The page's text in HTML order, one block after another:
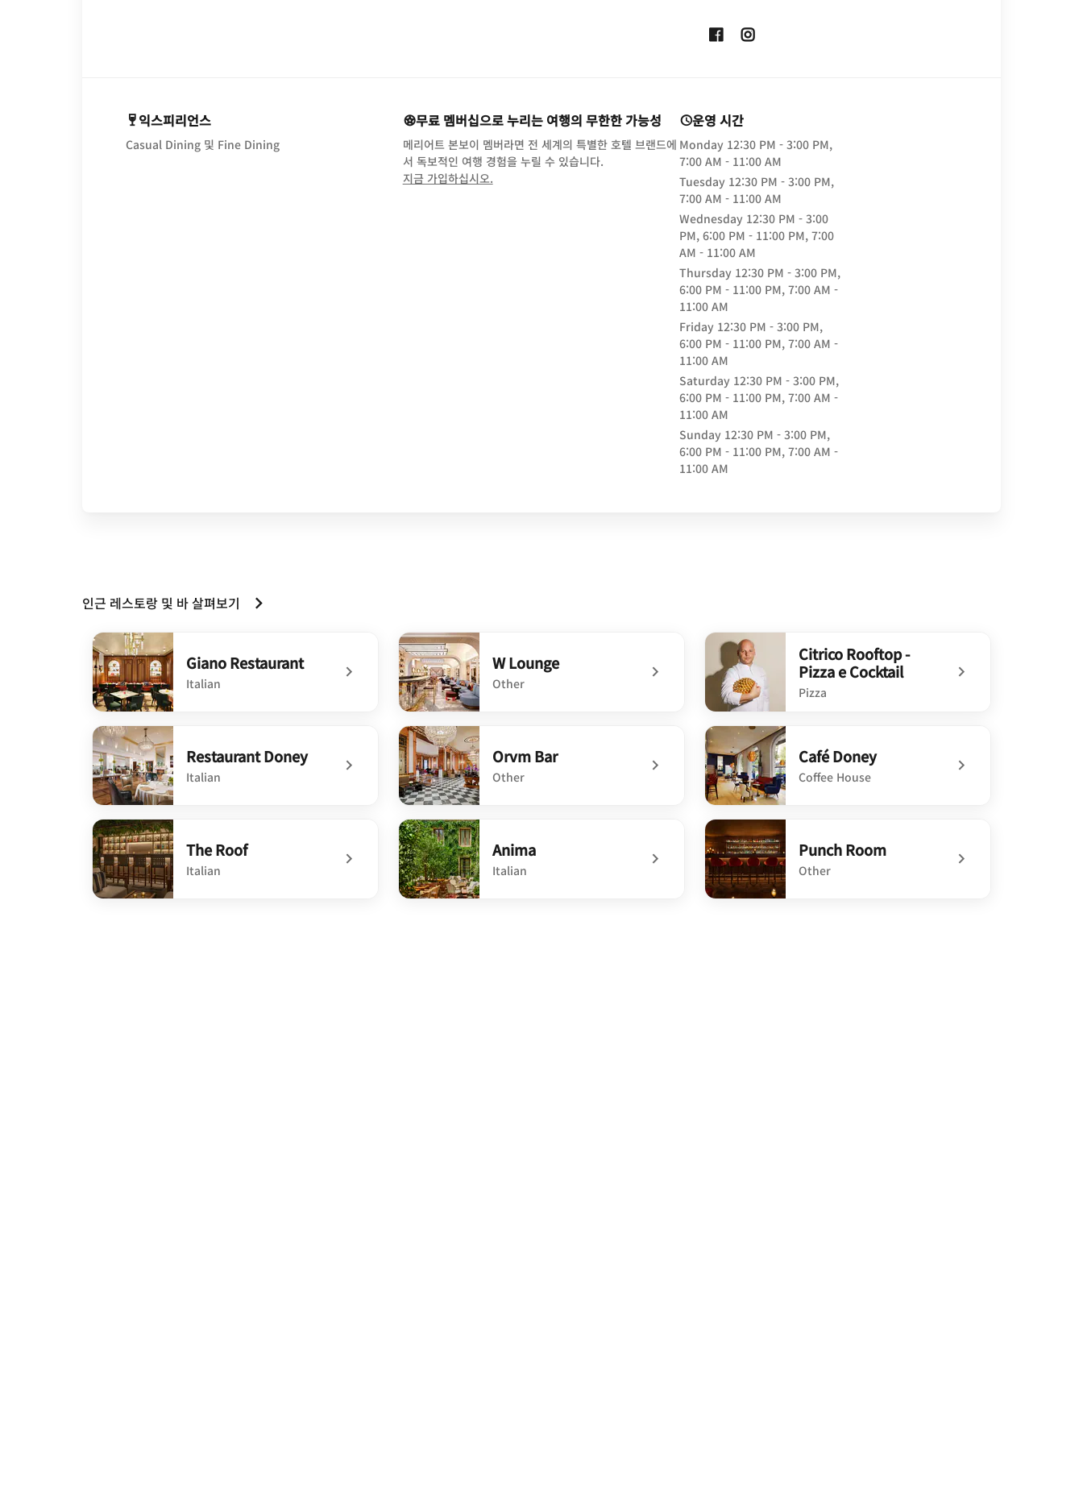
Opens In New Window
Opens In New Window
익스피리언스
Casual Dining 및 Fine Dining
무료 멤버십으로 누리는 여행의 무한한 가능성
메리어트 본보이 멤버라면 전 세계의 특별한 호텔 브랜드에
서 독보적인 여행 경험을 누릴 수 있습니다.
지금 가입하십시오.opens in new window
운영 시간
Monday 12:30 PM - 3:00 PM,
7:00 AM - 11:00 AM
Tuesday 12:30 PM - 3:00 PM,
7:00 AM - 11:00 AM
Wednesday 12:30 PM - 3:00
PM, 6:00 PM - 11:00 PM, 7:00
AM - 11:00 AM
Thursday 12:30 PM - 3:00 PM,
6:00 PM - 11:00 PM, 7:00 AM -
11:00 AM
Friday 12:30 PM - 3:00 PM,
6:00 PM - 11:00 PM, 7:00 AM -
11:00 AM
Saturday 12:30 PM - 3:00 PM,
6:00 PM - 11:00 PM, 7:00 AM -
11:00 AM
Sunday 12:30 PM - 3:00 PM,
6:00 PM - 11:00 PM, 7:00 AM -
11:00 AM
인근 레스토랑 및 바 살펴보기
Giano Restaurant
Italian
undefined Giano Restaurant
W Lounge
Other
undefined W Lounge
Citrico Rooftop -
Pizza e Cocktail
Pizza
undefined Citrico Rooftop - Pizza e Cocktail
Restaurant Doney
Italian
undefined Restaurant Doney
Orvm Bar
Other
undefined Orvm Bar
Café Doney
Coffee House
undefined Café Doney
The Roof
Italian
Anima
Italian
Punch Room
Other